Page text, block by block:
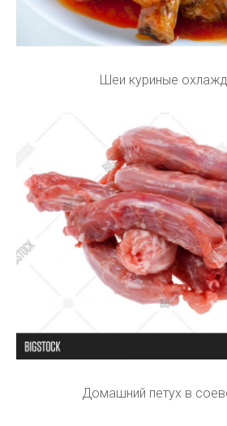
Шеи куриные
Домашний петух в